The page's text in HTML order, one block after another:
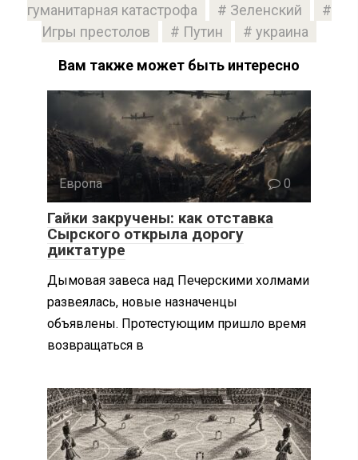
гуманитарная катастрофа
Зеленский
Игры престолов
Путин
украина
Вам также может быть интересно
Европа 0
Гайки закручены: как отставка
Сырского открыла дорогу
диктатуре
Дымовая завеса над Печерскими холмами
развеялась, новые назначенцы
объявлены. Протестующим пришло время
возвращаться в